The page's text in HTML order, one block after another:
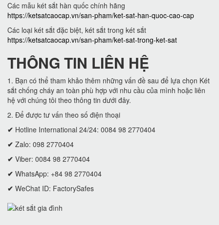
Các mẫu két sắt hàn quốc chính hãng
https://ketsatcaocap.vn/san-pham/ket-sat-han-quoc-cao-cap
Các loại két sắt đặc biệt, két sắt trong két sắt
https://ketsatcaocap.vn/san-pham/ket-sat-trong-ket-sat
THÔNG TIN LIÊN HỆ
1. Bạn có thể tham khảo thêm những vấn đề sau để lựa chọn Két
sắt chống cháy an toàn phù hợp với nhu cầu của mình hoặc liên
hệ với chúng tôi theo thông tin dưới đây.
2. Để được tư vấn theo số điện thoại
✔ Hotline International 24/24: 0084 98 2770404
✔ Zalo: 098 2770404
✔ Viber: 0084 98 2770404
✔ WhatsApp: +84 98 2770404
✔ WeChat ID: FactorySafes